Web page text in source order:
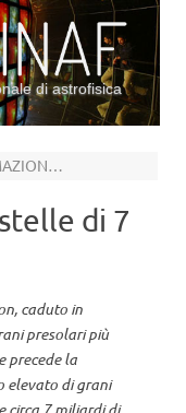
di astrofisica
RIVELA UN BABY BOOM NELLA FORMAZIONE STELLARE
di 7
caduto in
presolari più
precede la
elevato di grani